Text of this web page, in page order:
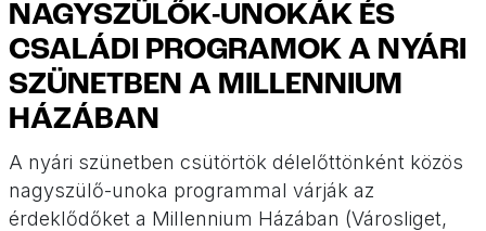
NAGYSZÜLŐK-UNOKÁK ÉS
CSALÁDI PROGRAMOK A NYÁRI
SZÜNETBEN A MILLENNIUM
HÁZÁBAN
A nyári szünetben csütörtök délelőttönként közös
nagyszülő-unoka programmal várják az
érdeklődőket a Millennium Házában (Városliget,